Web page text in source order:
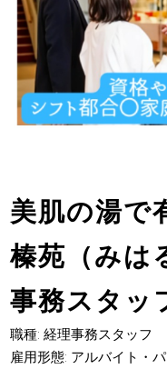
美肌の湯で
榛苑（みは
事務スタッ
職種: 経理事務スタッフ
雇用形態: アルバイト・